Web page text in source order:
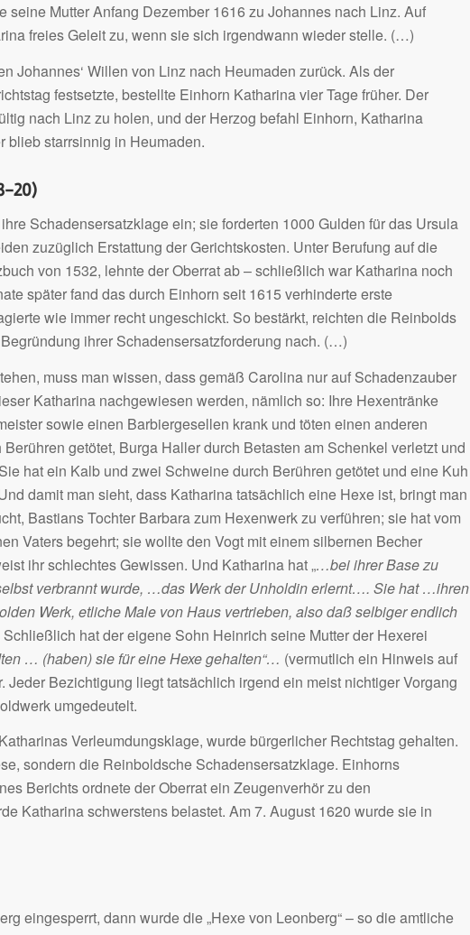
seine Mutter Anfang Dezember 1616 zu Johannes nach Linz. Auf
freies Geleit zu, wenn sie sich irgendwann wieder stelle. (…)
Johannes‘ Willen von Linz nach Heumaden zurück. Als der
festsetzte, bestellte Einhorn Katharina vier Tage früher. Der
nach Linz zu holen, und der Herzog befahl Einhorn, Katharina
blieb starrsinnig in Heumaden.
20)
Schadensersatzklage ein; sie forderten 1000 Gulden für das Ursula
zuzüglich Erstattung der Gerichtskosten. Unter Berufung auf die
von 1532, lehnte der Oberrat ab – schließlich war Katharina noch
später fand das durch Einhorn seit 1615 verhinderte erste
wie immer recht ungeschickt. So bestärkt, reichten die Reinbolds
ihrer Schadensersatzforderung nach. (…)
muss man wissen, dass gemäß Carolina nur auf Schadenzauber
Katharina nachgewiesen werden, nämlich so: Ihre Hexentränke
sowie einen Barbiergesellen krank und töten einen anderen
getötet, Burga Haller durch Betasten am Schenkel verletzt und
hat ein Kalb und zwei Schweine durch Berühren getötet und eine Kuh
damit man sieht, dass Katharina tatsächlich eine Hexe ist, bringt man
Bastians Tochter Barbara zum Hexenwerk zu verführen; sie hat vom
Vaters begehrt; sie wollte den Vogt mit einem silbernen Becher
ihr schlechtes Gewissen. Und Katharina hat „…bei ihrer Base zu
verbrannt wurde, …das Werk der Unholdin erlernt…. Sie hat …ihren
Werk, etliche Male von Haus vertrieben, also daß selbiger endlich
Schließlich hat der eigene Sohn Heinrich seine Mutter der Hexerei
… (haben) sie für eine Hexe gehalten“… (vermutlich ein Hinweis auf
Jeder Bezichtigung liegt tatsächlich irgend ein meist nichtiger Vorgang
umgedeutelt.
Verleumdungsklage, wurde bürgerlicher Rechtstag gehalten.
sondern die Reinboldsche Schadensersatzklage. Einhorns
Berichts ordnete der Oberrat ein Zeugenverhör zu den
Katharina schwerstens belastet. Am 7. August 1620 wurde sie in
eingesperrt, dann wurde die „Hexe von Leonberg“ – so die amtliche